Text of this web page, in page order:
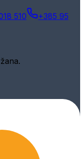
510
+385 95